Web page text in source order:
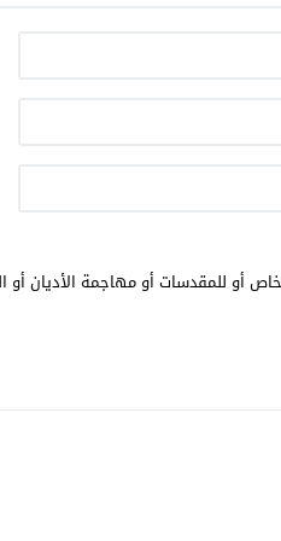
أو للمقدسات أو مهاجمة الأديان أو